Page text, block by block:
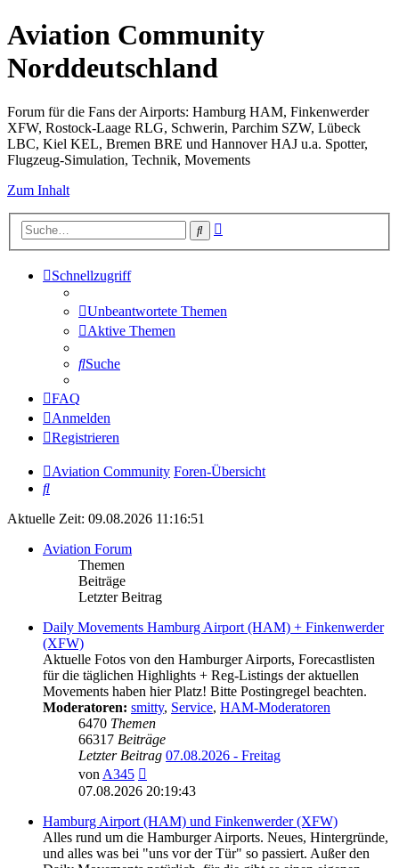
Aviation Community
Norddeutschland
Forum für die Fans der Airports: Hamburg HAM, Finkenwerder
XFW, Rostock-Laage RLG, Schwerin, Parchim SZW, Lübeck
LBC, Kiel KEL, Bremen BRE und Hannover HAJ u.a. Spotter,
Flugzeug-Simulation, Technik, Movements
Zum Inhalt
Suche
Schnellzugriff
Unbeantwortete Themen
Aktive Themen
Suche
FAQ
Anmelden
Registrieren
Aviation Community Foren-Übersicht
Suche
Aktuelle Zeit: 09.08.2026 11:16:51
Aviation Forum
Themen
Beiträge
Letzter Beitrag
Daily Movements Hamburg Airport (HAM) + Finkenwerder
(XFW)
Aktuelle Fotos von den Hamburger Airports, Forecastlisten
für die täglichen Highlights + Reg-Listings der aktuellen
Movements haben hier Platz! Bitte Postingregel beachten.
Moderatoren: smitty, Service, HAM-Moderatoren
6470 Themen
66317 Beiträge
Letzter Beitrag 07.08.2026 - Freitag
vonA345
Beitrag
07.08.2026 20:19:43
Hamburg Airport (HAM) und Finkenwerder (XFW)
Alles rund um die Hamburger Airports. Neues, Hintergründe,
und alles was bei "uns vor der Tür" so passiert. Außer den